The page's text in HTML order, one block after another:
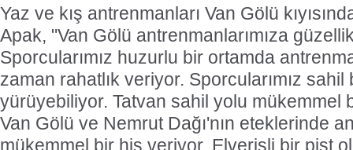
Yaz ve kış antrenmanları Van Gölü
Apak, "Van Gölü antrenmanlarımıza
Sporcularımız huzurlu bir ortamda
zaman rahatlık veriyor. Sporcularımız sahil
yürüyebiliyor. Tatvan sahil yolu mükemmel
Van Gölü ve Nemrut Dağı'nın eteklerinde
mükemmel bir his veriyor. Elverişli bir pist